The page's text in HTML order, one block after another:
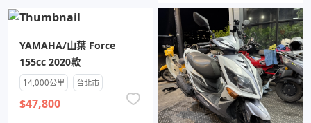
YAMAHA/山葉 Force
155cc 2020款
14,000公里 台北市
$47,800